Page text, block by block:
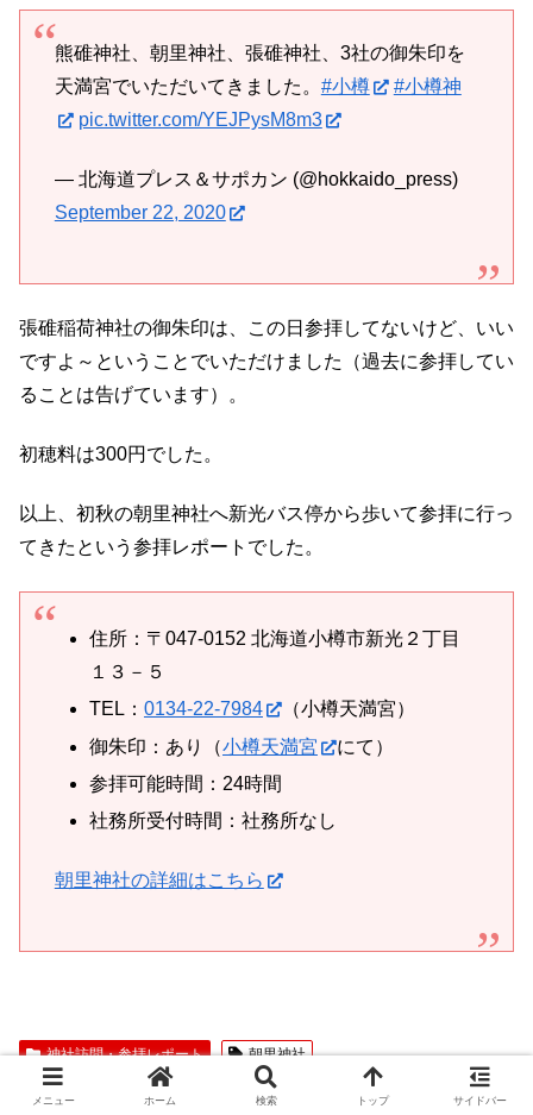
熊碓神社、朝里神社、張碓神社、3社の御朱印を
天満宮でいただいてきました。 #小樽
#小樽神
pic.twitter.com/YEJPysM8m3
— 北海道プレス＆サポカン (@hokkaido_press)
September 22, 2020
張碓稲荷神社の御朱印は、この日参拝してないけど、いい
ですよ～ということでいただけました（過去に参拝してい
ることは告げています）。
初穂料は300円でした。
以上、初秋の朝里神社へ新光バス停から歩いて参拝に行っ
てきたという参拝レポートでした。
住所：〒047-0152 北海道小樽市新光２丁目
１３－５
TEL： 0134-22-7984
（小樽天満宮）
御朱印：あり（小樽天満宮
にて）
参拝可能時間：24時間
社務所受付時間：社務所なし
朝里神社の詳細はこちら
神社訪問・参拝レポート 朝里神社
シェアする
メニュー ホーム 検索 トップ サイドバー